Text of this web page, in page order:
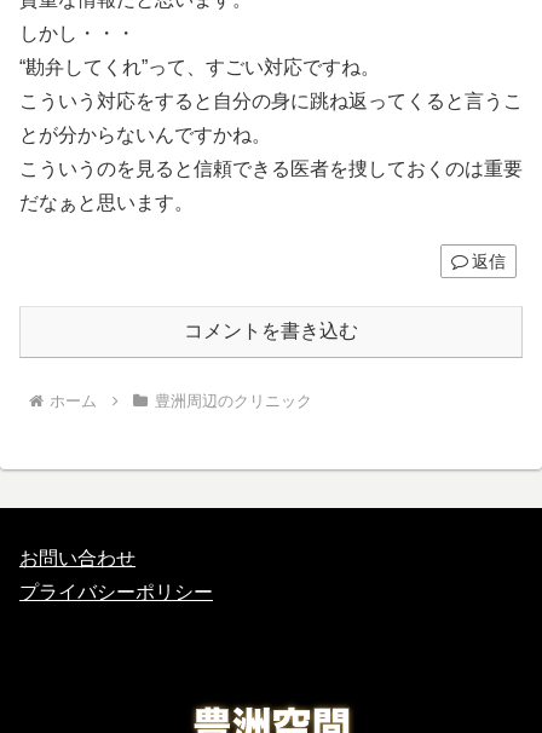
しかし・・・
“勘弁してくれ”って、すごい対応ですね。
こういう対応をすると自分の身に跳ね返ってくると言うこ
とが分からないんですかね。
こういうのを見ると信頼できる医者を捜しておくのは重要
だなぁと思います。
返信
コメントを書き込む
ホーム 豊洲周辺のクリニック
お問い合わせ
プライバシーポリシー